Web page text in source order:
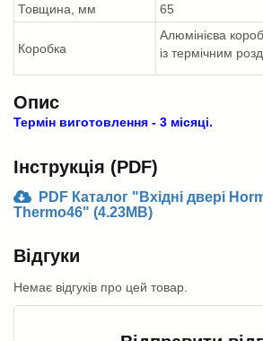
Товщина, мм 65
Коробка
Алюмінієва
із термічним
Опис
Термін виготовлення - 3 місяці.
Інструкція (PDF)
PDF Каталог "Вхідні двері
Thermo46" (4.23MB)
Відгуки
Немає відгуків про цей товар.